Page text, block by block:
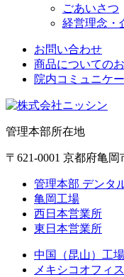
ごあいさつ
経営理念・
お問い合わせ
商品についての
院内コミュニケ
管理本部所在地
〒621-0001 京都府亀
管理本部 デンタ
亀岡工場
西日本営業所
東日本営業所
中国（昆山）工場
メキシコオフィス